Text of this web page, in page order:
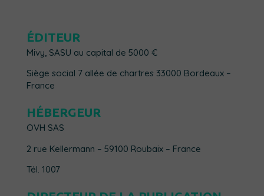
ÉDITEUR
Mivy, SASU au capital de 5000 €
Siège social 7 allée de chartres 33000 Bordeaux –
France
HÉBERGEUR
OVH SAS
2 rue Kellermann – 59100 Roubaix – France
Tél. 1007